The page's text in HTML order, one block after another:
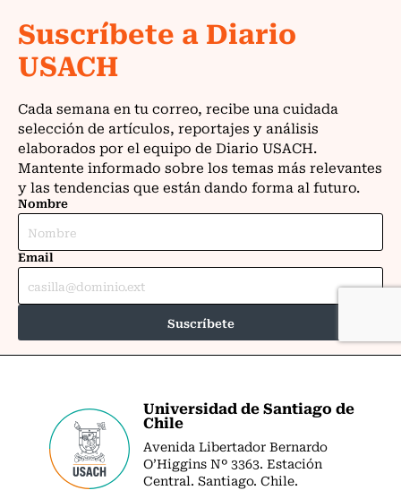
Universidad de Santiago de
Chile
Avenida Libertador Bernardo
O’Higgins Nº 3363. Estación
Central. Santiago. Chile.